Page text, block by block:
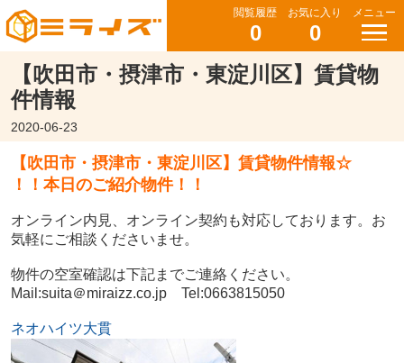
閲覧履歴
0
お気に入り
0
メニュー
【吹田市・摂津市・東淀川区】賃貸物
件情報
2020-06-23
【吹田市・摂津市・東淀川区】賃貸物件情報☆
！！本日のご紹介物件！！
オンライン内見、オンライン契約も対応しております。お
気軽にご相談くださいませ。
物件の空室確認は下記までご連絡ください。
Mail:suita＠miraizz.co.jp Tel:0663815050
ネオハイツ大貫